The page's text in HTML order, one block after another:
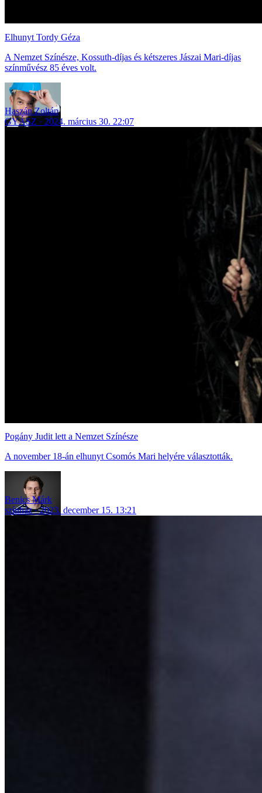
Elhunyt Tordy Géza
A Nemzet Színésze, Kossuth-díjas és kétszeres Jászai Mari-díjas
színművész 85 éves volt.
Haszán Zoltán
GYÁSZ
2024. március 30. 22:07
Pogány Judit lett a Nemzet Színésze
A november 18-án elhunyt Csomós Mari helyére választották.
Benics Márk
színház
2023. december 15. 13:21